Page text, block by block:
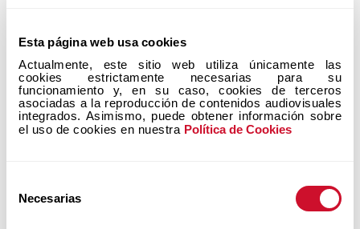
Esta página web usa cookies
Actualmente, este sitio web utiliza únicamente las
cookies estrictamente necesarias para su
funcionamiento y, en su caso, cookies de terceros
asociadas a la reproducción de contenidos audiovisuales
integrados. Asimismo, puede obtener información sobre
el uso de cookies en nuestra Política de Cookies
Necesarias
siquiera tenemos nombre. Y la respuesta de la
Esposa de Cristo es una y sigue gritando lo
mismo:
“Eres valioso(a) para mí y Yo te amo2”y te
sigue recibiendo sin juicios y lista para sanar tus
encontrando lo que busca: en la Iglesia Católica.
Y hasta el día de hoy, ni un solo Papa 3 ha dicho